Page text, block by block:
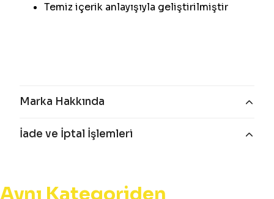
Temiz içerik anlayışıyla geliştirilmiştir
Marka Hakkında
İade ve İptal İşlemleri
Aynı Kategoriden